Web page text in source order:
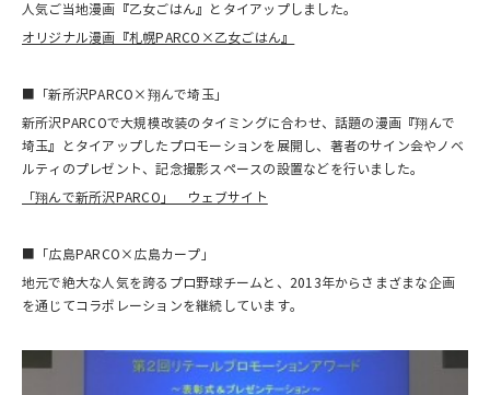
人気ご当地漫画『乙女ごはん』とタイアップしました。
オリジナル漫画『札幌PARCO×乙女ごはん』
■「新所沢PARCO×翔んで埼玉」
新所沢PARCOで大規模改装のタイミングに合わせ、話題の漫画『翔んで
埼玉』とタイアップしたプロモーションを展開し、著者のサイン会やノベ
ルティのプレゼント、記念撮影スペースの設置などを行いました。
「翔んで新所沢PARCO」 ウェブサイト
■「広島PARCO×広島カープ」
地元で絶大な人気を誇るプロ野球チームと、2013年からさまざまな企画
を通じてコラボレーションを継続しています。